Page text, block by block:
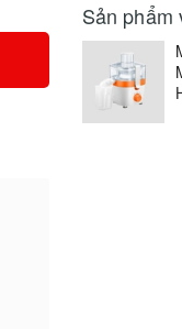
Sản phẩm